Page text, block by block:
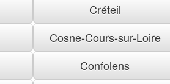
Créteil
Cosne-Cours-sur-Loire
Confolens